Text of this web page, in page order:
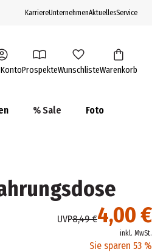
KarriereUnternehmenAktuellesService
ProspekteWunschlisteWarenkorb
% Sale Foto
4,00 €
UVP8,49 €
inkl. MwSt.
Sie sparen 53 %